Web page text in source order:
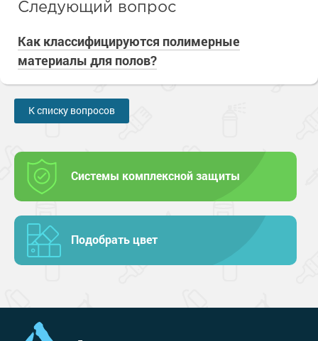
Следующий вопрос
Как классифицируются полимерные
материалы для полов?
К списку вопросов
Системы комплексной защиты
Подобрать цвет